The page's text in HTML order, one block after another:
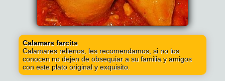
Calamars farcits
Calamares rellenos, les recomendamos, si no los
conocen no dejen de obsequiar a su familia y amigos
con este plato original y exquisito.